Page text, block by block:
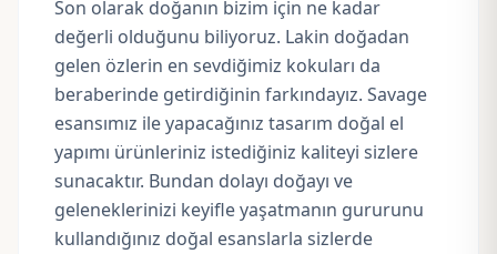
Son olarak doğanın bizim için ne kadar
değerli olduğunu biliyoruz. Lakin doğadan
gelen özlerin en sevdiğimiz kokuları da
beraberinde getirdiğinin farkındayız. Savage
esansımız ile yapacağınız tasarım doğal el
yapımı ürünleriniz istediğiniz kaliteyi sizlere
sunacaktır. Bundan dolayı doğayı ve
geleneklerinizi keyifle yaşatmanın gururunu
kullandığınız doğal esanslarla sizlerde